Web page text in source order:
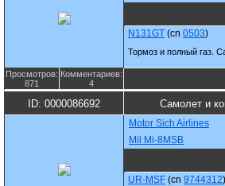
N131GT (cn 0503)
Тормоз и полный газ.
Просмотров:
871
Комментариев:
4
ID: 0000086692 Самолет и
Motor Sich Airlines
Mil Mi-8MSB
UR-MSF (cn 9744312)